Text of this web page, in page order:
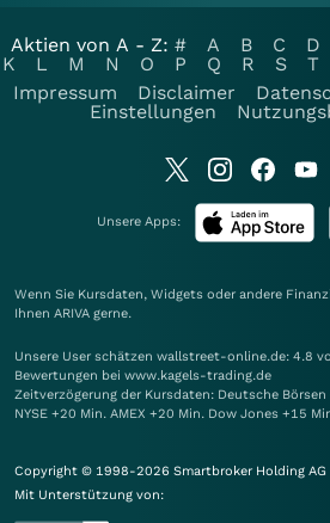
Aktien von A - Z: # A B C D
K
L M N O P Q R S T
Impressum
Disclaimer
Einstellungen
Unsere Apps:
Wenn Sie Kursdaten, Widgets oder andere
Ihnen ARIVA gerne.
Unsere User schätzen wallstreet-online.de: 4.8
Bewertungen bei www.kagels-trading.de
Zeitverzögerung der Kursdaten: Deutsche Börsen
NYSE +20 Min. AMEX +20 Min. Dow Jones +15
Copyright © 1998-2026 Smartbroker Holding
Mit Unterstützung von: